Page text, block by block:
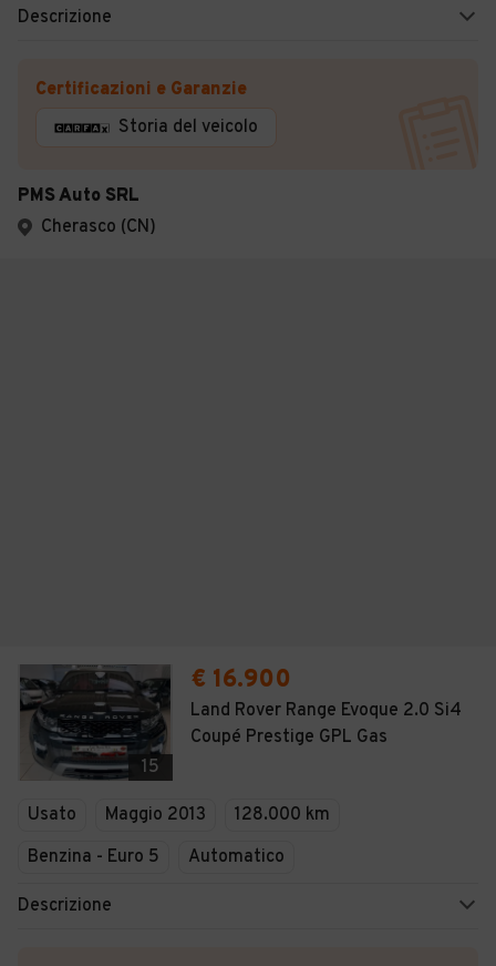
Descrizione
Certificazioni e Garanzie
Storia del veicolo
PMS Auto SRL
Cherasco (CN)
15
€ 16.900
Land Rover Range Evoque 2.0 Si4
Coupé Prestige GPL Gas
Usato Maggio 2013
128.000 km
Benzina - Euro 5
Automatico
Descrizione